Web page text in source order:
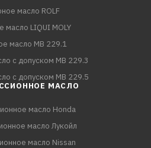
масло ROLF
масло LIQUI MOLY
масло MB 229.1
с допуском MB 229.3
с допуском MB 229.5
МАСЛО
масло Honda
масло Лукойл
масло Nissan